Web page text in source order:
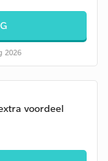
2026
voordeel